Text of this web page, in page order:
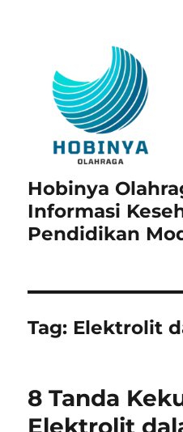
Hobinya
Informasi
Pendidikan
Tag: Elektrolit
8 Tanda
Elektrolit